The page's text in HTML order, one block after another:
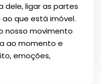
dele, ligar as partes
que está imóvel.
nosso movimento
ao momento e
emoções,